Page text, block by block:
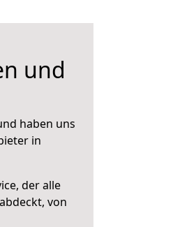
und
haben uns
in
der alle
von